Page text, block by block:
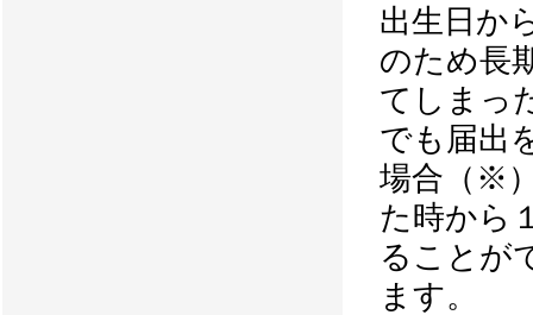
出生日か
のため長
てしまっ
でも届出
場合（※
た時から
ることが
ます。